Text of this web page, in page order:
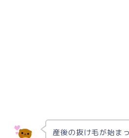
産後の抜け毛が始ま